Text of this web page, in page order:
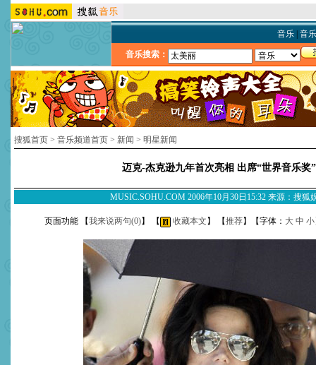
音乐| 音
音乐搜索：
搜狐首页 > 音乐频道首页 > 新闻 > 明星新闻
迈克-杰克逊九年首次亮相 出席“世界音乐奖”
MUSIC.SOHU.COM 2006年10月30日15:32 来源：搜狐
页面功能 【我来说两句(0)】 【 收藏本文 】 【推荐】【字体： 大 中 小